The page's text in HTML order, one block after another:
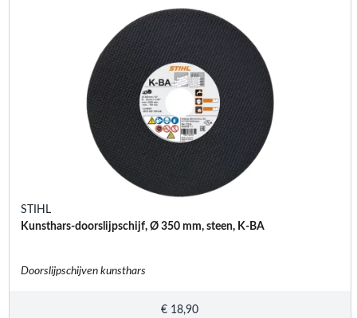
STIHL
Kunsthars-doorslijpschijf, Ø 350 mm, steen, K-BA
Doorslijpschijven kunsthars
€ 18,90